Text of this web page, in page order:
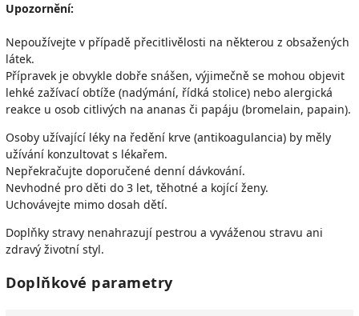
Upozornění:
Nepoužívejte v případě přecitlivělosti na některou z obsažených
látek.
Přípravek je obvykle dobře snášen, výjimečně se mohou objevit
lehké zažívací obtíže (nadýmání, řídká stolice) nebo alergická
reakce u osob citlivých na ananas či papáju (bromelain, papain).
Osoby užívající léky na ředění krve (antikoagulancia) by měly
užívání konzultovat s lékařem.
Nepřekračujte doporučené denní dávkování.
Nevhodné pro děti do 3 let, těhotné a kojící ženy.
Uchovávejte mimo dosah dětí.
Doplňky stravy nenahrazují pestrou a vyváženou stravu ani
zdravý životní styl.
Doplňkové parametry